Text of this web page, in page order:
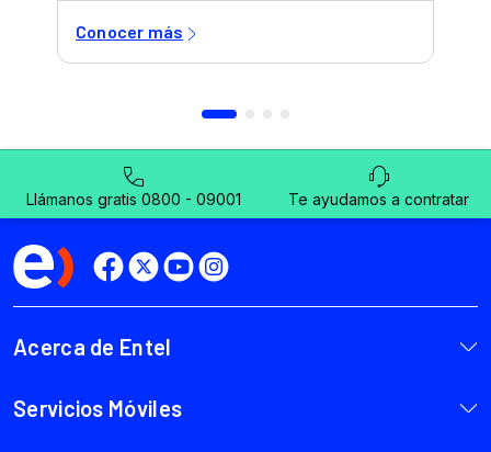
Llámanos gratis 0800 - 09001 Te ayudamos a contratar